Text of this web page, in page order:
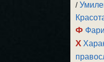
/
Ф
Х